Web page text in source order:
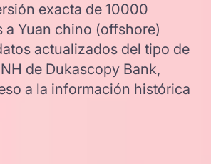
exacta de 10000
a Yuan chino (offshore)
actualizados del tipo de
de Dukascopy Bank,
a la información histórica